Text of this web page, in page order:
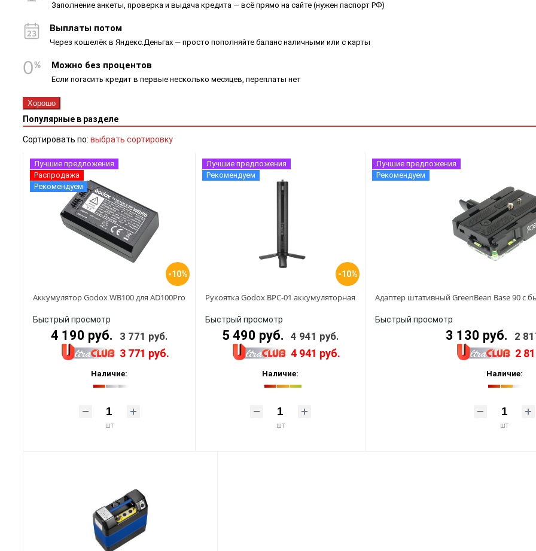
Заполнение анкеты, проверка и выдача кредита — всё прямо на сайте (нужен паспорт РФ)
Выплаты потом
Через кошелёк в Яндекс.Деньгах — просто пополняйте баланс наличными или с карты
Можно без процентов
Если погасить кредит в первые несколько месяцев, переплаты нет
Хорошо
Популярные в разделе
Сортировать по: выбрать сортировку
-10%
Лучшие предложения
Распродажа
Рекомендуем
Аккумулятор Godox WB100 для AD100Pro
Быстрый просмотр
4 190 руб. 3 771 руб.
3 771 руб.
Наличие:
шт
-10%
Лучшие предложения
Рекомендуем
Рукоятка Godox BPC-01 аккумуляторная
Быстрый просмотр
5 490 руб. 4 941 руб.
4 941 руб.
Наличие:
шт
Лучшие предложения
Рекомендуем
Адаптер штативный GreenBean Base 90 с
Быстрый просмотр
3 130 руб. 2
2
Наличие:
шт